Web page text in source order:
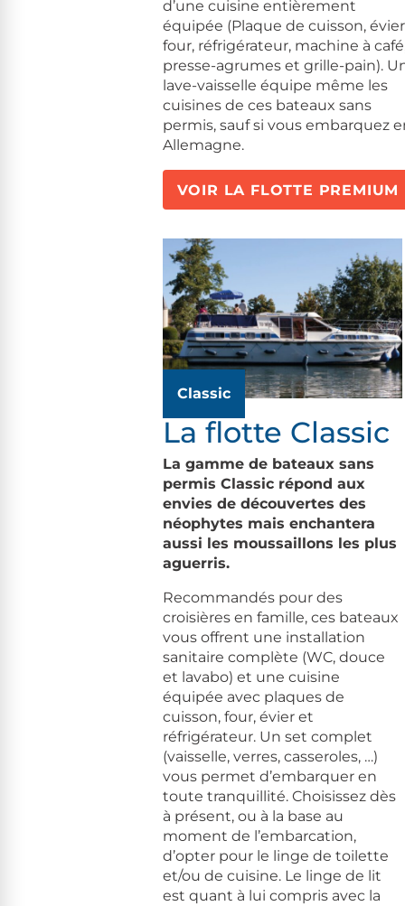
d’une cuisine entièrement
équipée (Plaque de cuisson,
four, réfrigérateur, machine à
presse-agrumes et grille-pain).
lave-vaisselle équipe même les
cuisines de ces bateaux sans
permis, sauf si vous embarquez
Allemagne.
VOIR LA FLOTTE PREMIUM
Classic
La flotte Classic
La gamme de bateaux sans
permis Classic répond aux
envies de découvertes des
néophytes mais enchantera
aussi les moussaillons les plus
aguerris.
Recommandés pour des
croisières en famille, ces bateaux
vous offrent une installation
sanitaire complète (WC, douce
et lavabo) et une cuisine
équipée avec plaques de
cuisson, four, évier et
réfrigérateur. Un set complet
(vaisselle, verres, casseroles, …)
vous permet d’embarquer en
toute tranquillité. Choisissez dès
à présent, ou à la base au
moment de l’embarcation,
d’opter pour le linge de toilette
et/ou de cuisine. Le linge de lit
est quant à lui compris avec la